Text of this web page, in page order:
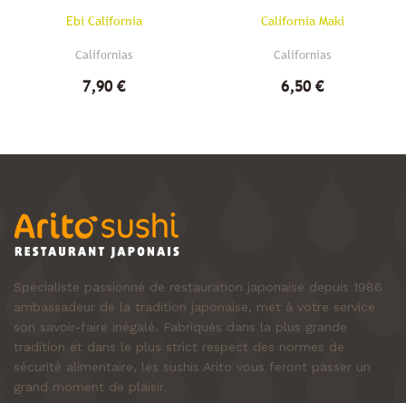
Ebi California
Californias
7,90 €
California Maki
Californias
6,50 €
Spécialiste passionné de restauration japonaise depuis 1986
ambassadeur de la tradition japonaise, met à votre service
son savoir-faire inégalé. Fabriqués dans la plus grande
tradition et dans le plus strict respect des normes de
sécurité alimentaire, les sushis Arito vous feront passer un
grand moment de plaisir.